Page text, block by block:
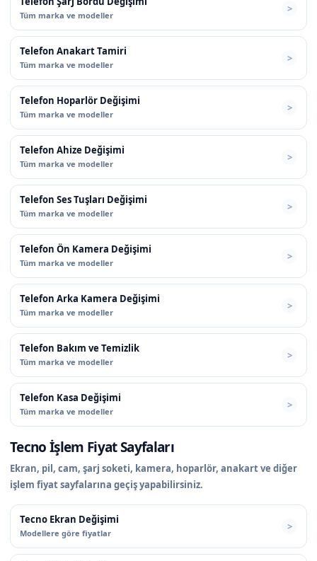
Tüm marka ve modeller
Telefon Anakart Tamiri
Tüm marka ve modeller
Telefon Hoparlör Değişimi
Tüm marka ve modeller
Telefon Ahize Değişimi
Tüm marka ve modeller
Telefon Ses Tuşları Değişimi
Tüm marka ve modeller
Telefon Ön Kamera Değişimi
Tüm marka ve modeller
Telefon Arka Kamera Değişimi
Tüm marka ve modeller
Telefon Bakım ve Temizlik
Tüm marka ve modeller
Telefon Kasa Değişimi
Tüm marka ve modeller
Tecno İşlem Fiyat Sayfaları
Ekran, pil, cam, şarj soketi, kamera, hoparlör, anakart ve diğer
işlem fiyat sayfalarına geçiş yapabilirsiniz.
Tecno Ekran Değişimi
Modellere göre fiyatlar